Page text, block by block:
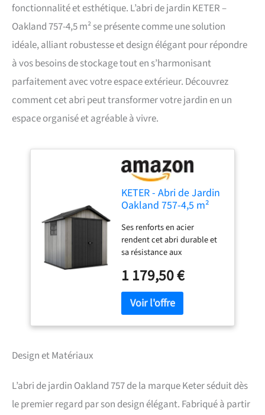
fonctionnalité et esthétique. L’abri de jardin KETER –
Oakland 757-4,5 m² se présente comme une solution
idéale, alliant robustesse et design élégant pour répondre
à vos besoins de stockage tout en s’harmonisant
parfaitement avec votre espace extérieur. Découvrez
comment cet abri peut transformer votre jardin en un
espace organisé et agréable à vivre.
KETER - Abri de Jardin
Oakland 757-4,5 m²
Ses renforts en acier
rendent cet abri durable et
sa résistance aux
d'entretien. De superbes
murs DUOTECH à la texture
boisée vieillie, une fenêtre
de style victorien, un puits
de lumière sur toute la
757 est conçu pour durer du
début à la fin. Son plancher
1 179,50 €
Design et Matériaux
L’abri de jardin Oakland 757 de la marque Keter séduit dès
le premier regard par son design élégant. Fabriqué à partir